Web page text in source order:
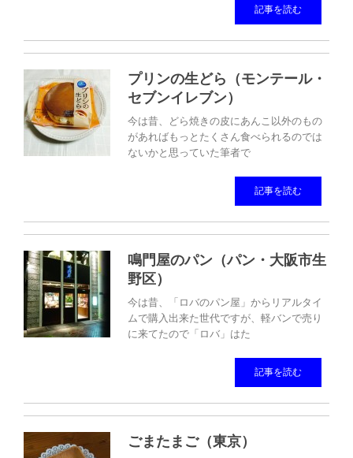
記事を読む
プリンの生どら（モンテール・
セブンイレブン）
今は昔、どら焼きの皮にあんこ以外のもの
があればもっとたくさん食べられるのでは
ないかと思っていた筆者で
記事を読む
鳴門屋のパン（パン・大阪市生
野区）
今は昔、「ロバのパン屋」からリアルタイ
ムで購入出来た世代ですが、軽バンで売り
に来てたので「ロバ」はた
記事を読む
ごまたまご（東京）